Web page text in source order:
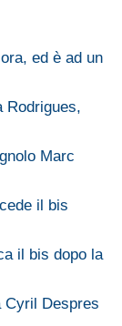
ed è ad un
Rodrigues,
Marc
il bis
il bis dopo la
Cyril Despres